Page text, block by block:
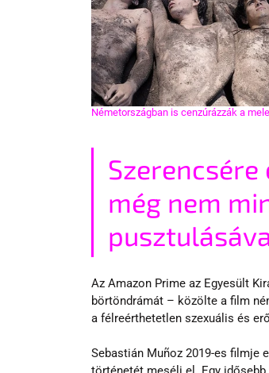
Németországban is cenzúrázzák a
még nem
Az Amazon Prime az Egyesült
börtöndrámát – közölte a film
a félreérthetetlen szexuális és
Sebastián Muñoz 2019-es filmje